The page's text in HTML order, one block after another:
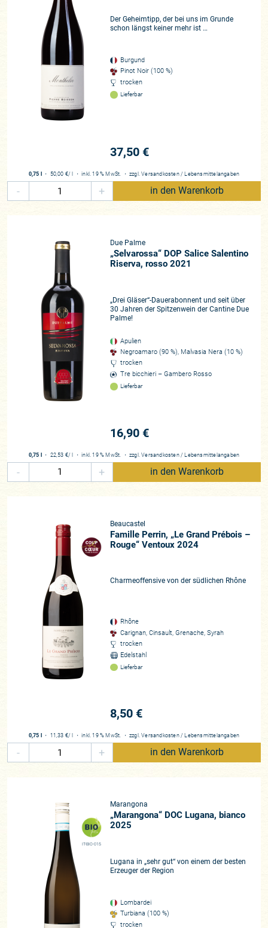
Der Geheimtipp, der bei uns im Grunde
schon längst keiner mehr ist …
Burgund
Pinot Noir (100 %)
trocken
Lieferbar
37,50 €
0,75 l ・ 50,00 €/ l ・inkl. 19 % MwSt. ・ zzgl.Versandkosten / Lebensmittelangaben
- + in den Warenkorb
Due Palme
„Selvarossa“ DOP Salice Salentino
Riserva, rosso 2021
„Drei Gläser“-Dauerabonnent und seit über
30 Jahren der Spitzenwein der Cantine Due
Palme!
Apulien
Negroamaro (90 %), Malvasia Nera (10 %)
trocken
Tre bicchieri – Gambero Rosso
Lieferbar
16,90 €
0,75 l ・ 22,53 €/ l ・inkl. 19 % MwSt. ・ zzgl.Versandkosten / Lebensmittelangaben
- + in den Warenkorb
Beaucastel
Famille Perrin, „Le Grand Prébois –
Rouge“ Ventoux 2024
Charmeoffensive von der südlichen Rhône
Rhône
Carignan, Cinsault, Grenache, Syrah
trocken
Edelstahl
Lieferbar
8,50 €
0,75 l ・ 11,33 €/ l ・inkl. 19 % MwSt. ・ zzgl.Versandkosten / Lebensmittelangaben
- + in den Warenkorb
IT-BIO-015
Marangona
„Marangona“ DOC Lugana, bianco
2025
Lugana in „sehr gut“ von einem der besten
Erzeuger der Region
Lombardei
Turbiana (100 %)
trocken